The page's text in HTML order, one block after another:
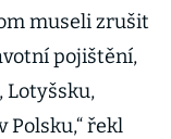
museli zrušit
pojištění,
Lotyšsku,
Polsku,“ řekl